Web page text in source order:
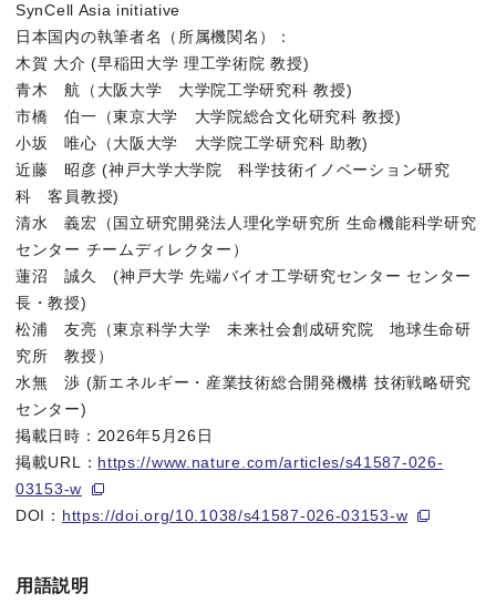
研究の背景
リン脂質、タンパク質、DNAなどの生体高分子を用いて、単一
この目標の達成は、「生命とは何か」という根本的な問いの理
一方で、個々の機能モジュールの研究は大きく進展しているも
研究の内容
2023年、アジア6か国の研究者は SynCell Asia Initiative を設立
その後、SynCell Asia Workshop を継続的に開催し、参加研究
まず、本ロードマップでは、人工細胞構築に向けて以下の４つを
【中核的課題】
１．代謝の連続性
現在の無細胞系の多くは、ATPやNADHなどのエネルギー物質
RNAの情報からタンパク質を生産する工場として動作する巨大
SynCell Asia initiative
日本国内の執筆者名（所属機関名）：
木賀 大介 (早稲田大学 理工学術院 教授)
青木 航（大阪大学 大学院工学研究科 教授)
市橋 伯一（東京大学 大学院総合文化研究科 教授)
小坂 唯心（大阪大学 大学院工学研究科 助教)
近藤 昭彦 (神戸大学大学院 科学技術イノベーション研究
科 客員教授)
清水 義宏（国立研究開発法人理化学研究所 生命機能科学研究
センター チームディレクター）
蓮沼 誠久 (神戸大学 先端バイオ工学研究センター センター
長・教授)
松浦 友亮（東京科学大学 未来社会創成研究院 地球生命研
究所 教授）
水無 渉 (新エネルギー・産業技術総合開発機構 技術戦略研究
センター)
掲載日時：2026年5月26日
掲載URL： https://www.nature.com/articles/s41587-026-
03153-w
DOI： https://doi.org/10.1038/s41587-026-03153-w
用語説明